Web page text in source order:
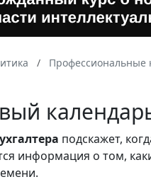
Профессиональные
подскажет,
информация о том,